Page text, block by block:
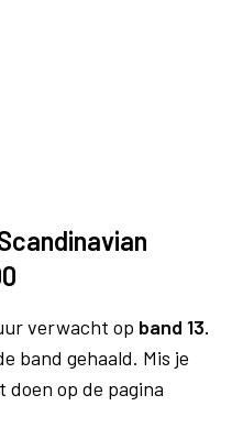
verwacht op band 13.
band gehaald. Mis je
doen op de pagina